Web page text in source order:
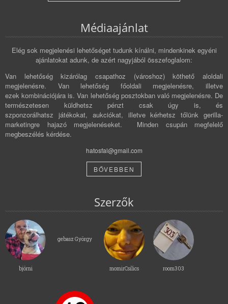
Médiaajánlat
Elég sok megjelenési lehetőséget tudunk kínálni, mindenkinek egyéni
ajánlatokat adunk, de azért nagyjából összefoglalom:
Van lehetőség kizárólag csapathoz (városhoz) köthető aloldali
megjelenésre. Van lehetőség főoldali megjelenésre, illetve
ezek kombinációjára is. Van lehetőség posztokban való megjelenésre. De
természetesen küldhetsz pénzt csak úgy is, és
szponzorálhatsz játékokat, aukciókat, illetve kérhetsz tőlünk gerilla-
marketingre hajazó megjelenéseket. Minden csupán megfelelő
megbeszélés kérdése.
hatosfal@gmail.com
BŐVEBBEN
Szerzők
björni
gebasz György
momirCsilics room303